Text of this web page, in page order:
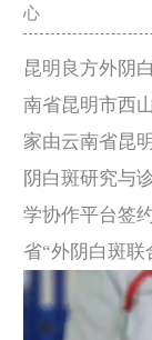
心
昆明良方外阴
南省昆明市西
家由云南省昆
阴白斑研究与
学协作平台签
省“外阴白斑联